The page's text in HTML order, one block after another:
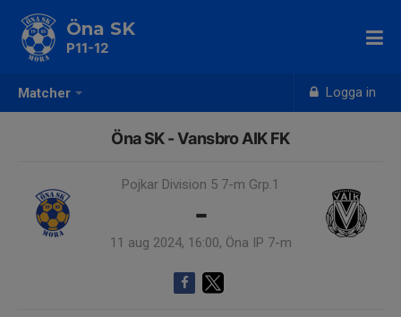
Matcher Logga in
Öna SK
P11-12
Öna SK - Vansbro AIK FK
Pojkar Division 5 7-m Grp.1
-
11 aug 2024, 16:00, Öna IP 7-m